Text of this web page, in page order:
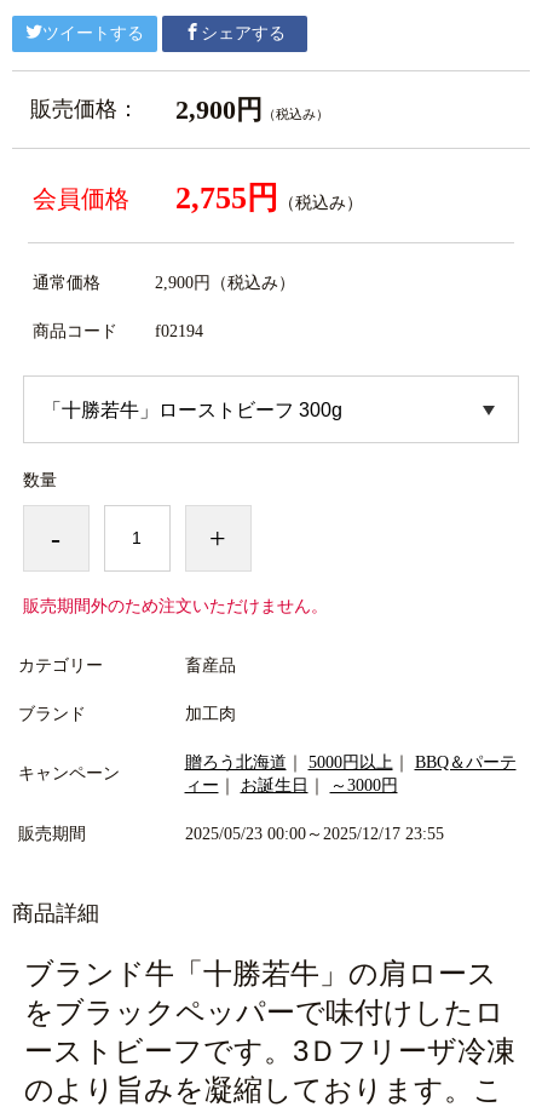
ツイートする シェアする
販売価格： 2,900円 （税込み）
会員価格 2,755円 （税込み）
通常価格 2,900円 （税込み）
商品コード f02194
数量
- +
販売期間外のため注文いただけません。
カテゴリー 畜産品
ブランド 加工肉
キャンペーン
贈ろう北海道 5000円以上｜ BBQ＆パーテ
ィー
お誕生日 ～3000円
販売期間 2025/05/23 00:00～2025/12/17 23:55
商品詳細
ブランド牛「十勝若牛」の肩ロース
をブラックペッパーで味付けしたロ
ーストビーフです。3Ｄフリーザ冷凍
のより旨みを凝縮しております。こ